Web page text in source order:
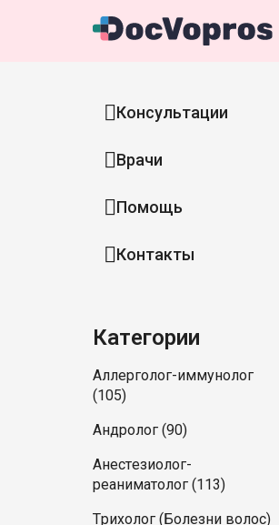
Консультации
Врачи
Помощь
Контакты
Категории
Аллерголог-иммунолог
(105)
Андролог (90)
Анестезиолог-
реаниматолог (113)
Трихолог (Болезни волос)